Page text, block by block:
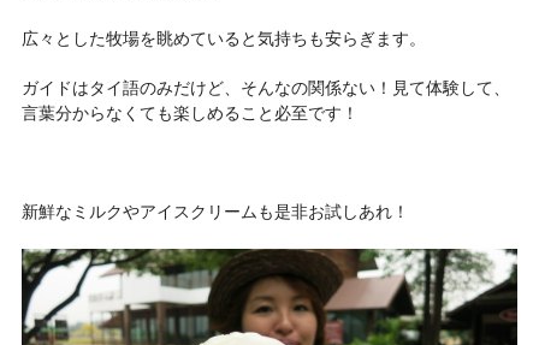
広々とした牧場を眺めていると気持ちも安らぎます。
ガイドはタイ語のみだけど、そんなの関係ない！見て体験して、
言葉分からなくても楽しめること必至です！
新鮮なミルクやアイスクリームも是非お試しあれ！